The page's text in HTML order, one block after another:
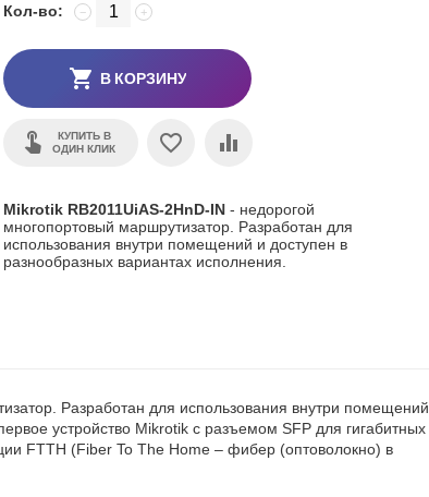
Кол-во: +
−
В КОРЗИНУ
КУПИТЬ В
ОДИН КЛИК
Mikrotik RB2011UiAS-2HnD-IN - недорогой
многопортовый маршрутизатор. Разработан для
использования внутри помещений и доступен в
разнообразных вариантах исполнения.
Разработан для использования внутри помещений
устройство Mikrotik с разъемом SFP для гигабитных
FTTH (Fiber To The Home – фибер (оптоволокно) в